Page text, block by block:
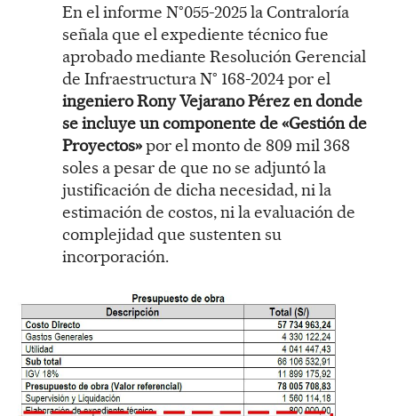
En el informe N°055-2025 la Contraloría
señala que el expediente técnico fue
aprobado mediante Resolución Gerencial
de Infraestructura N° 168-2024 por el
ingeniero Rony Vejarano Pérez en donde
se incluye un componente de «Gestión de
Proyectos»por el monto de 809 mil 368
soles a pesar de que no se adjuntó la
justificación de dicha necesidad, ni la
estimación de costos, ni la evaluación de
complejidad que sustenten su
incorporación.